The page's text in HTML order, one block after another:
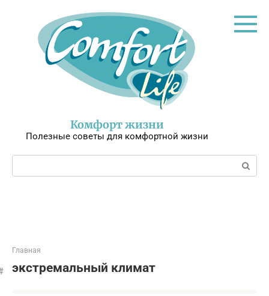
Комфорт жизни
Полезные советы для комфортной жизни
Поиск:
Главная
экстремальный климат